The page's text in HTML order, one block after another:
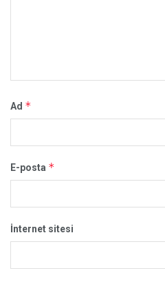
Ad *
E-posta *
İnternet sitesi